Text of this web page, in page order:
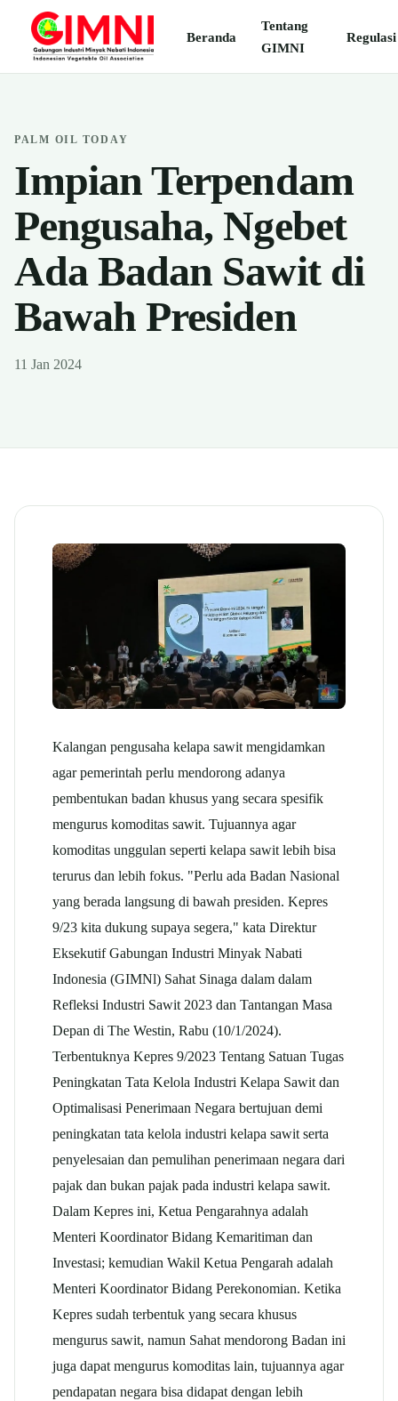
Beranda
Tentang
GIMNI
Regulasi
PALM OIL TODAY
Impian Terpendam
Pengusaha, Ngebet
Ada Badan Sawit di
Bawah Presiden
11 Jan 2024
Kalangan pengusaha kelapa sawit mengidamkan
agar pemerintah perlu mendorong adanya
pembentukan badan khusus yang secara spesifik
mengurus komoditas sawit. Tujuannya agar
komoditas unggulan seperti kelapa sawit lebih bisa
terurus dan lebih fokus. "Perlu ada Badan Nasional
yang berada langsung di bawah presiden. Kepres
9/23 kita dukung supaya segera," kata Direktur
Eksekutif Gabungan Industri Minyak Nabati
Indonesia (GIMNl) Sahat Sinaga dalam dalam
Refleksi Industri Sawit 2023 dan Tantangan Masa
Depan di The Westin, Rabu (10/1/2024).
Terbentuknya Kepres 9/2023 Tentang Satuan Tugas
Peningkatan Tata Kelola Industri Kelapa Sawit dan
Optimalisasi Penerimaan Negara bertujuan demi
peningkatan tata kelola industri kelapa sawit serta
penyelesaian dan pemulihan penerimaan negara dari
pajak dan bukan pajak pada industri kelapa sawit.
Dalam Kepres ini, Ketua Pengarahnya adalah
Menteri Koordinator Bidang Kemaritiman dan
Investasi; kemudian Wakil Ketua Pengarah adalah
Menteri Koordinator Bidang Perekonomian. Ketika
Kepres sudah terbentuk yang secara khusus
mengurus sawit, namun Sahat mendorong Badan ini
juga dapat mengurus komoditas lain, tujuannya agar
pendapatan negara bisa didapat dengan lebih